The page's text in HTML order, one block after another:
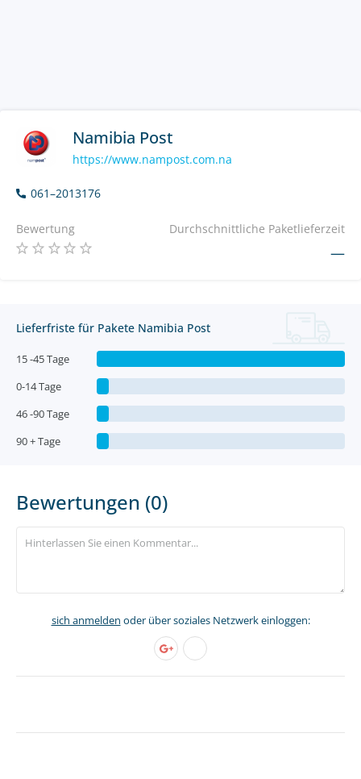
Namibia Post
https://www.nampost.com.na
061–2013176
Bewertung Durchschnittliche Paketlieferzeit
—
Lieferfriste für Pakete Namibia Post
15 -45 Tage
0-14 Tage
46 -90 Tage
90 + Tage
Bewertungen (0)
sich anmelden oder über soziales Netzwerk einloggen: